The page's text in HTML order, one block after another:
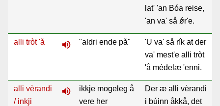
lat' 'an Bóa reise,
'an va' så ǿr'e.
alli tròt 'å volume_up "aldri ende på"
'U va' så rík at der
va' mest'e alli tròt
'å médelæ 'enni.
alli vèrandi
/ inkji
volume_up
ikkje mogeleg å
vere her
Der æ alli vèrandi
i búinn åkkå, det